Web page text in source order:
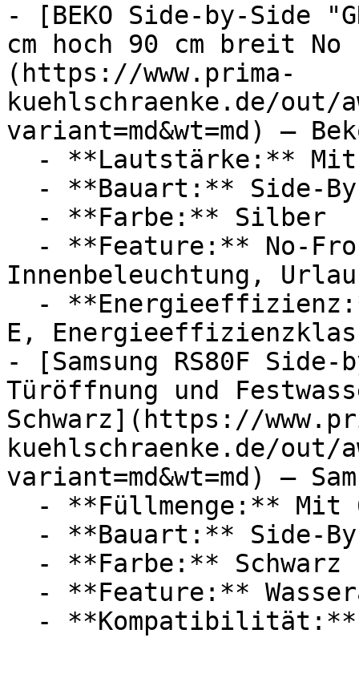
- [BEKO Side-by-Side
cm hoch 90 cm breit
(https://www.prima-
kuehlschraenke.de/out/
variant=md&wt=md) —
Innenbeleuchtung,
E,
- [Samsung RS80F
Türöffnung und
Schwarz](https://
kuehlschraenke.de/out/
variant=md&wt=md) —